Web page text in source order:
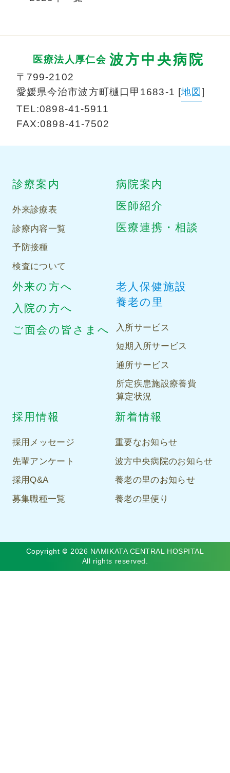
医療法人厚仁会 波方中央病院
〒799-2102
愛媛県今治市波方町樋口甲1683-1 [地図]
TEL:0898-41-5911
FAX:0898-41-7502
診療案内
外来診療表
診療内容一覧
予防接種
検査について
病院案内
医師紹介
医療連携・相談
外来の方へ
入院の方へ
ご面会の皆さまへ
老人保健施設
養老の里
入所サービス
短期入所サービス
通所サービス
所定疾患施設療養費
算定状況
採用情報
採用メッセージ
先輩アンケート
採用Q&A
募集職種一覧
新着情報
重要なお知らせ
波方中央病院のお知らせ
養老の里のお知らせ
養老の里便り
Copyright© 2026 NAMIKATA CENTRAL HOSPITAL
All rights reserved.